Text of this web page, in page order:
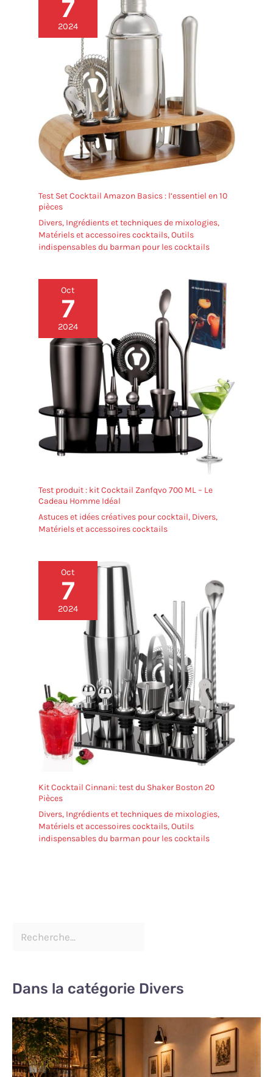
et remplace facilement une table ronde fixe, pour
créer en un instant un coin repas ou apéritif stable,
dedans comme dehors.
7
2024
Test Set Cocktail Amazon Basics : l’essentiel en 10
pièces
Divers, Ingrédients et techniques de mixologies,
Matériels et accessoires cocktails,Outils
indispensables du barman pour les cocktails
Oct
7
2024
Test produit : kit Cocktail Zanfqvo 700 ML – Le
Cadeau Homme Idéal
Astuces et idées créatives pour cocktail, Divers,
Matériels et accessoires cocktails
Oct
7
2024
Kit Cocktail Cinnani: test du Shaker Boston 20
Pièces
Divers, Ingrédients et techniques de mixologies,
Matériels et accessoires cocktails,Outils
indispensables du barman pour les cocktails
Dans la catégorie Divers